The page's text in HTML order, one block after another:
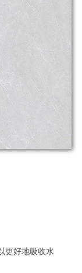
更好地吸收水